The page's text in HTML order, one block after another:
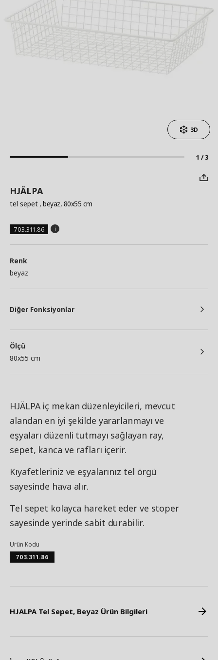
1 / 3
3D
HJÄLPA
tel sepet , beyaz, 80x55 cm
703.311.86
Renk
beyaz
Diğer Fonksiyonlar
Ölçü
80x55 cm
HJÄLPA iç mekan düzenleyicileri, mevcut
alandan en iyi şekilde yararlanmayı ve
eşyaları düzenli tutmayı sağlayan ray,
sepet, kanca ve rafları içerir.
Kıyafetleriniz ve eşyalarınız tel örgü
sayesinde hava alır.
Tel sepet kolayca hareket eder ve stoper
sayesinde yerinde sabit durabilir.
Ürün Kodu
703.311.86
HJALPA Tel Sepet, Beyaz Ürün Bilgileri